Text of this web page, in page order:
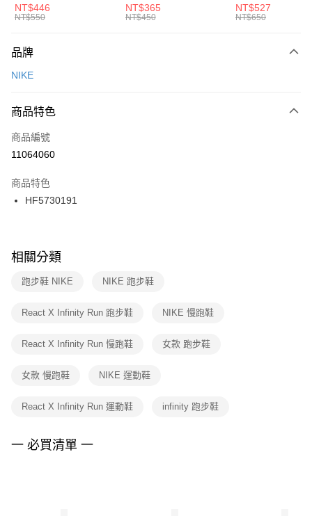
元大商業銀行
台灣樂天信用卡公司
AFTEE先享後付
【關於「AFTEE先享後付」】
便利好安心！
３．安心：先確認商品／服務後，再付款。
【「AFTEE先享後付」結帳流程】
１．於結帳方式選擇「AFTEE先享後付」後，將跳轉至「AFTEE先享後付」
２．訂單成立數日內，您將收到繳費通知簡訊。
３．收到繳費通知簡訊後14天內，點擊此簡訊中的連結，可透過四大超商／
ATM／網路銀行／等多元方式進行付款，方視為交易完成。
※ 交易是否成功請以「AFTEE先享後付 」之結帳頁面顯示為準，若有關於
是否繳費成功／繳費後需取消欲退款等相關疑問，請聯繫「AFTEE先享後付
客戶支援中心」
https://netprotections.freshdesk.com/support/home
１．透過由恩沛科技股份有限公司提供之「AFTEE先享後付」服務完成之交
權轉讓予恩沛科技股份有限公司。
３．未成年的使用者請事先徵得法定代理人或監護人之同意方可使用
任。
請求用戶進行身份認證。
５．嚴禁一人註冊多個帳號或使用他人資訊註冊。若發現惡意使用之情形，
運送方式
每筆NT$100，滿NT$1,500(含以上)免運費
宅配
每筆NT$100，滿NT$1,500(含以上)免運費
付款後門市自取
每筆NT$100，滿NT$1,500(含以上)免運費
中統襪 FZ3393100
NT$446
NT$550
EMBRDY 男女 短統襪
FZ3073133
NT$365
NT$450
BA5871010
NT$527
NT$650
品牌
NIKE
商品特色
商品編號
11064060
商品特色
HF5730191
相關分類
跑步鞋 NIKE NIKE 跑步鞋
React X Infinity Run 跑步鞋 NIKE 慢跑鞋
React X Infinity Run 慢跑鞋 女款 跑步鞋
女款 慢跑鞋 NIKE 運動鞋
React X Infinity Run 運動鞋 infinity 跑步鞋
一 必買清單 一